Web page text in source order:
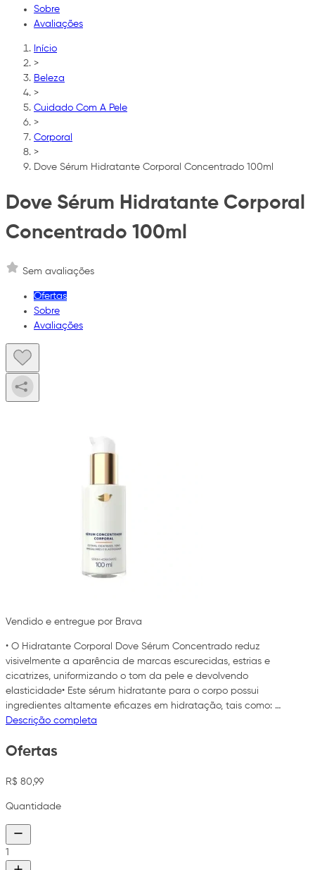
Sobre
Avaliações
Início
>
Beleza
>
Cuidado Com A Pele
>
Corporal
>
Dove Sérum Hidratante Corporal Concentrado 100ml
Dove Sérum Hidratante Corporal
Concentrado 100ml
Sem avaliações
Ofertas
Sobre
Avaliações
Vendido e entregue por Brava
• O Hidratante Corporal Dove Sérum Concentrado reduz
visivelmente a aparência de marcas escurecidas, estrias e
cicatrizes, uniformizando o tom da pele e devolvendo
elasticidade• Este sérum hidratante para o corpo possui
ingredientes altamente eficazes em hidratação, tais como: …
Descrição completa
Ofertas
R$ 80,99
Quantidade
1